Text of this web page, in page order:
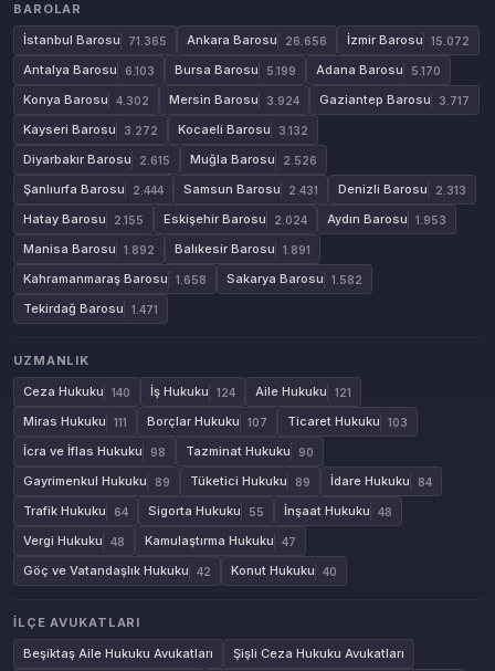
BAROLAR
İstanbul Barosu
71.365 Ankara Barosu 26.656 İzmir Barosu 15.072
Antalya Barosu 6.103 Bursa Barosu 5.199 Adana Barosu 5.170
Konya Barosu 4.302 Mersin Barosu 3.924 Gaziantep Barosu 3.717
Kayseri Barosu 3.272 Kocaeli Barosu 3.132
Diyarbakır Barosu 2.615 Muğla Barosu 2.526
Şanlıurfa Barosu 2.444 Samsun Barosu 2.431 Denizli Barosu 2.313
Hatay Barosu 2.155 Eskişehir Barosu 2.024 Aydın Barosu 1.953
Manisa Barosu 1.892 Balıkesir Barosu 1.891
Kahramanmaraş Barosu 1.658 Sakarya Barosu 1.582
Tekirdağ Barosu 1.471
UZMANLIK
Ceza Hukuku
140 İş Hukuku 124 Aile Hukuku 121
Miras Hukuku 111 Borçlar Hukuku 107 Ticaret Hukuku 103
İcra ve İflas Hukuku 98 Tazminat Hukuku 90
Gayrimenkul Hukuku 89 Tüketici Hukuku 89 İdare Hukuku 84
Trafik Hukuku 64 Sigorta Hukuku 55 İnşaat Hukuku 48
Vergi Hukuku 48 Kamulaştırma Hukuku 47
Göç ve Vatandaşlık Hukuku 42 Konut Hukuku 40
İLÇE AVUKATLARI
Beşiktaş Aile Hukuku Avukatları
Şişli Ceza Hukuku Avukatları